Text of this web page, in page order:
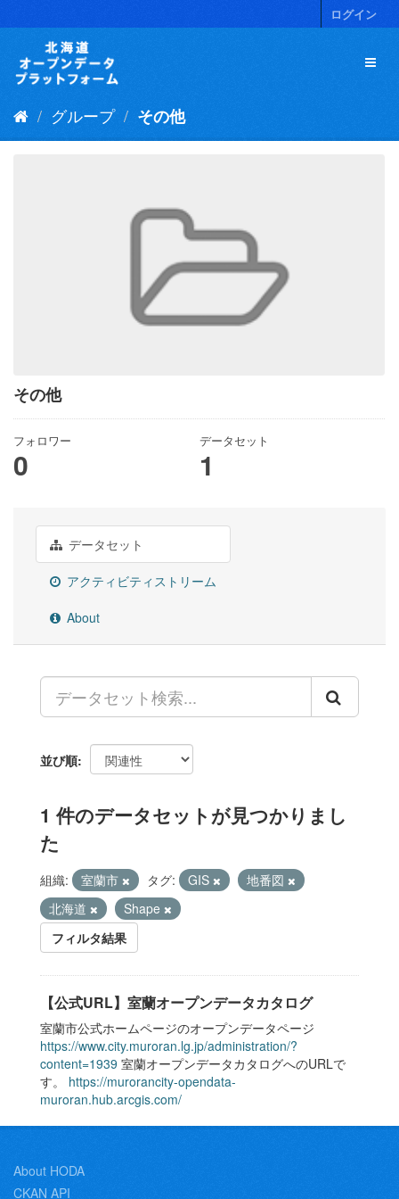
キ
ログイン
グループ その他
その他
フォロワー
0
データセット
1
データセット
アクティビティストリーム
About
並び順
1 件のデータセットが見つかりまし
た
組織: 室蘭市 タグ: GIS
地番図
北海道
Shape
フィルタ結果
【公式URL】室蘭オープンデータカタログ
室蘭市公式ホームページのオープンデータページ
https://www.city.muroran.lg.jp/administration/?
content=1939 室蘭オープンデータカタログへのURLで
す。 https://murorancity-opendata-
muroran.hub.arcgis.com/
About HODA
CKAN API